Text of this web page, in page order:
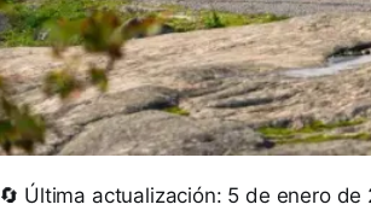
🔄 Última actualización: 5 de enero de